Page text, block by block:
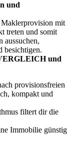
und
Maklerprovision mit
treten und somit
aussuchen,
besichtigen.
und
provisionsfreien
kompakt und
filtert dir die
Immobilie günstig